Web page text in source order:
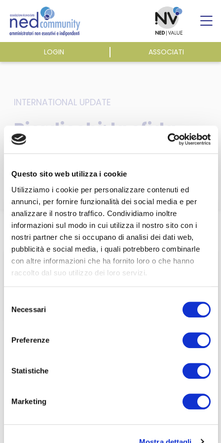
Questo sito web utilizza i cookie
Utilizziamo i cookie per personalizzare contenuti ed
annunci, per fornire funzionalità dei social media e per
analizzare il nostro traffico. Condividiamo inoltre
informazioni sul modo in cui utilizza il nostro sito con i
nostri partner che si occupano di analisi dei dati web,
pubblicità e social media, i quali potrebbero combinarle
con altre informazioni che ha fornito loro o che hanno
raccolto dal suo utilizzo dei loro servizi.
delNecessari
Preferenze
Statistiche
Marketing
content
LOGIN ASSOCIATI
ASSOCIAZIONE
ATTIVITÀ
EVENTI E NEWS
PUBBLICAZIONI
ACCEDI A NEDCOMMUNITY
Password dimenticata?
fare cliccando qui.
INTERNATIONAL UPDATE
Pierdicchi: la sfida
per il futuro? Una
ripresa sostenibile
Home/Eventi e news/ ecoDa e International update /
Questa sezione è riservata agli
associati
per visualizzare il contenuto è necessario
effettuare il login inserendo email e password qui
di seguito: